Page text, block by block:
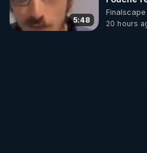
🌱 LA BOUTIQUE DU
Pour obtenir les anciens
5:48
de CNews
Finalscape
20 hours